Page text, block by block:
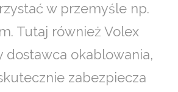
w przemyśle np.
Tutaj również Volex
dostawca okablowania,
zabezpiecza